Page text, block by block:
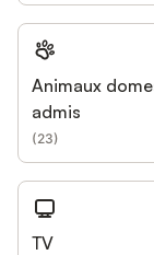
Animaux
admis
(23)
TV